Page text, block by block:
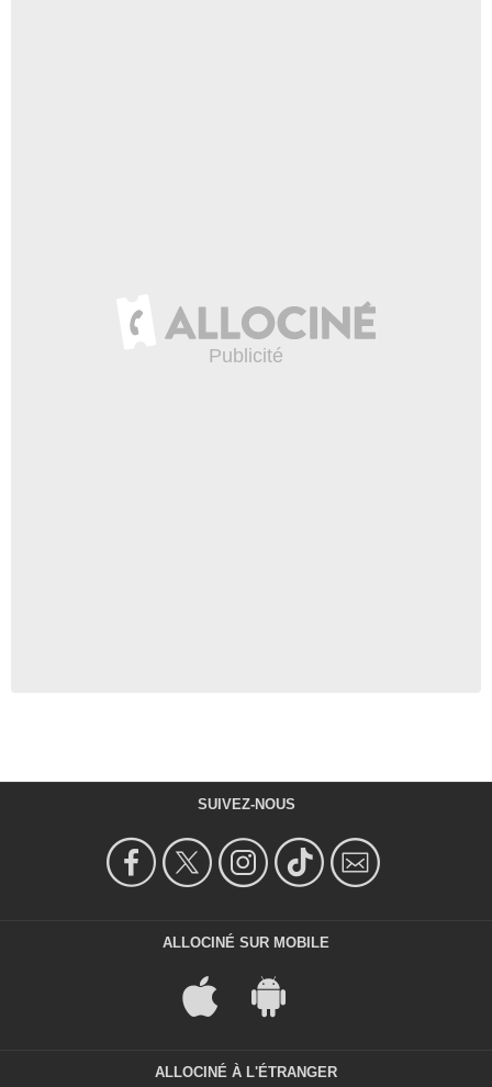
SUIVEZ-NOUS
ALLOCINÉ SUR MOBILE
ALLOCINÉ À L'ÉTRANGER